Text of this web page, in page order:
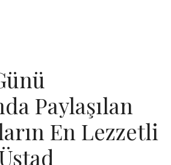
Paylaşılan
En Lezzetli